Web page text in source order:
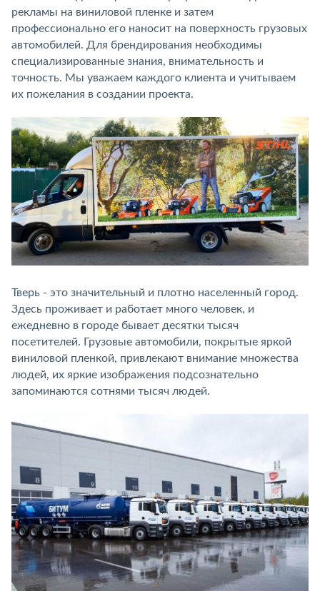
рекламы на виниловой пленке и затем
профессионально его наносит на поверхность грузовых
автомобилей. Для брендирования необходимы
специализированные знания, внимательность и
точность. Мы уважаем каждого клиента и учитываем
их пожелания в создании проекта.
Тверь - это значительный и плотно населенный город.
Здесь проживает и работает много человек, и
ежедневно в городе бывает десятки тысяч
посетителей. Грузовые автомобили, покрытые яркой
виниловой пленкой, привлекают внимание множества
людей, их яркие изображения подсознательно
запоминаются сотнями тысяч людей.